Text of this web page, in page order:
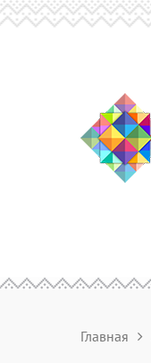
Главная